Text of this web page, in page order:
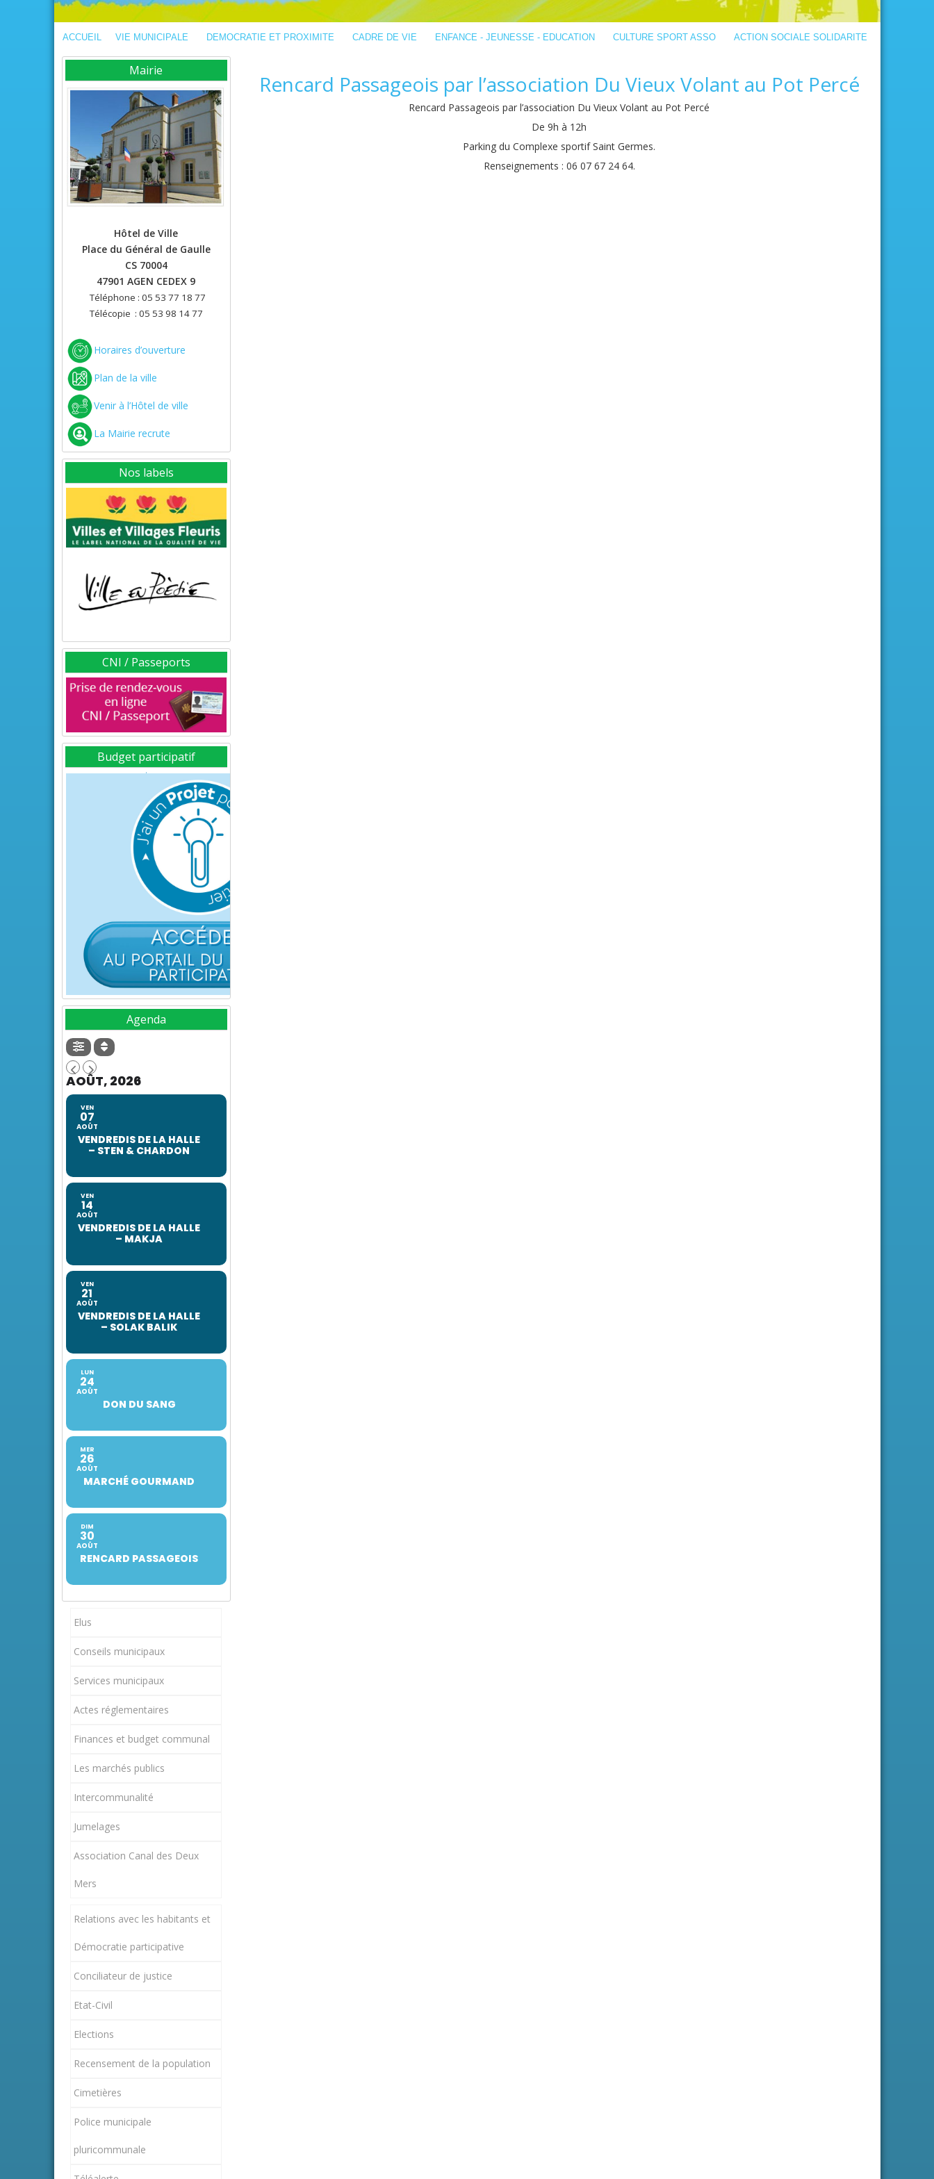
ACCUEIL VIE MUNICIPALE DEMOCRATIE ET PROXIMITE CADRE DE VIE ENFANCE - JEUNESSE - EDUCATION CULTURE SPORT ASSO ACTION SOCIALE SOLIDARITE
Mairie
Hôtel de Ville
Place du Général de Gaulle
CS 70004
47901 AGEN CEDEX 9
Téléphone : 05 53 77 18 77
Télécopie : 05 53 98 14 77
Horaires d’ouverture
Plan de la ville
Venir à l’Hôtel de ville
La Mairie recrute
Nos labels
CNI / Passeports
Budget participatif
Agenda
AOÛT, 2026
VEN
07
AOÛT
VENDREDIS DE LA HALLE
– STEN & CHARDON
VEN
14
AOÛT
VENDREDIS DE LA HALLE
– MAKJA
VEN
21
AOÛT
VENDREDIS DE LA HALLE
– SOLAK BALIK
LUN
24
AOÛT
DON DU SANG
MER
26
AOÛT
MARCHÉ GOURMAND
DIM
30
AOÛT
RENCARD PASSAGEOIS
Elus
Conseils municipaux
Services municipaux
Actes réglementaires
Finances et budget communal
Les marchés publics
Intercommunalité
Jumelages
Association Canal des Deux
Mers
Relations avec les habitants et
Démocratie participative
Conciliateur de justice
Etat-Civil
Elections
Recensement de la population
Cimetières
Police municipale
pluricommunale
Rencard Passageois par l’association Du Vieux Volant au Pot Percé
Rencard Passageois par l’association Du Vieux Volant au Pot Percé
De 9h à 12h
Parking du Complexe sportif Saint Germes.
Renseignements : 06 07 67 24 64.